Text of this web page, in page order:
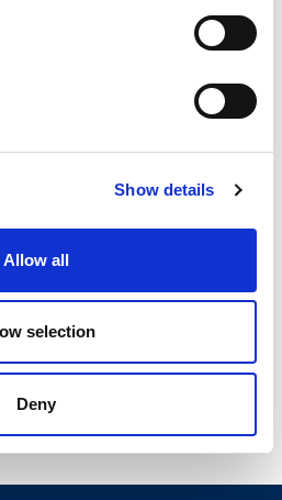
Show details
Allow all
selection
Deny
420 cm